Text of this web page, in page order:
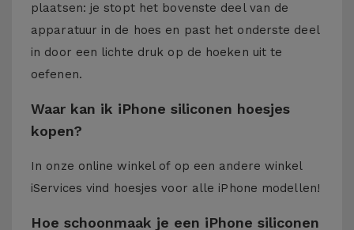
plaatsen: je stopt het bovenste deel van de
apparatuur in de hoes en past het onderste deel
in door een lichte druk op de hoeken uit te
oefenen.
Waar kan ik iPhone siliconen hoesjes
kopen?
In onze online winkel of op een andere winkel
iServices vind hoesjes voor alle iPhone modellen!
Hoe schoonmaak je een iPhone siliconen